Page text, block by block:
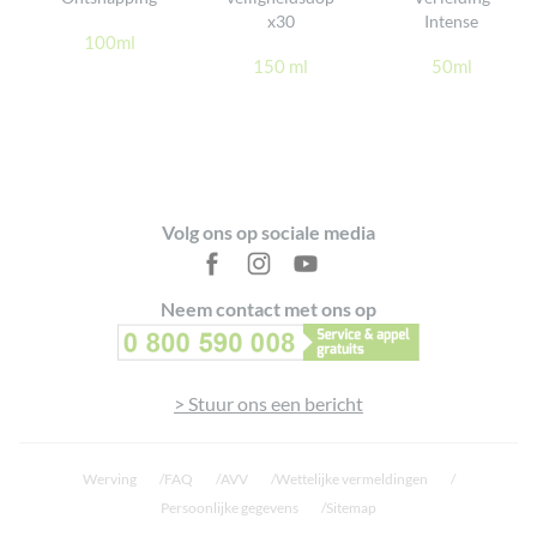
100ml
x30
150 ml
Intense
50ml
Volg ons op sociale media
Neem contact met ons op
> Stuur ons een bericht
Werving FAQ AVV
Wettelijke vermeldingen
Persoonlijke gegevens
Sitemap